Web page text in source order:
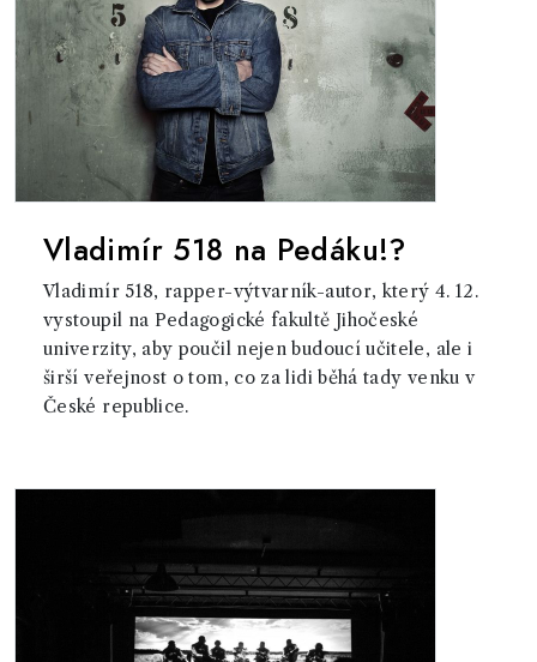
Vladimír 518 na Pedáku!?
Vladimír 518, rapper-výtvarník-autor, který 4. 12.
vystoupil na Pedagogické fakultě Jihočeské
univerzity, aby poučil nejen budoucí učitele, ale i
širší veřejnost o tom, co za lidi běhá tady venku v
České republice.